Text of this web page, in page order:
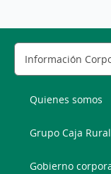
Quienes somos
Grupo Caja Rural
Gobierno